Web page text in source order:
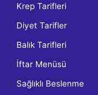
Krep Tarifleri
Diyet Tarifler
Balık Tarifleri
İftar Menüsü
Sağlıklı Beslenme